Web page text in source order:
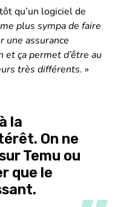
qu’un logiciel de
plus sympa de faire
une assurance
et ça permet d’être au
très différents. »
la
On ne
Temu ou
que le